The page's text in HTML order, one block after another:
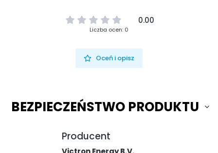
0.00
Liczba ocen: 0
Oceń i opisz
BEZPIECZEŃSTWO PRODUKTU
Producent